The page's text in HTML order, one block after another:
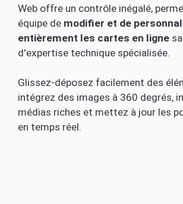
Web offre un contrôle inégalé,
équipe de modifier et de
entièrement les cartes en ligne
d'expertise technique spécialisée.
Glissez-déposez facilement des
intégrez des images à 360 degrés,
médias riches et mettez à jour les
en temps réel.